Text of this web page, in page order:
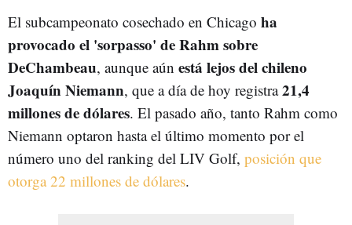
El subcampeonato cosechado en Chicago ha
provocado el 'sorpasso' de Rahm sobre
DeChambeau, aunque aún está lejos del chileno
Joaquín Niemann, que a día de hoy registra21,4
millones de dólares. El pasado año, tanto Rahm como
Niemann optaron hasta el último momento por el
número uno del ranking del LIV Golf, posición que
otorga 22 millones de dólares.